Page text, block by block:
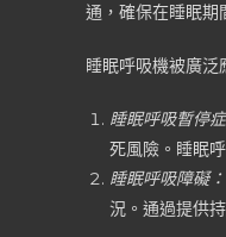
通，確保在睡眠期
睡眠呼吸機被廣泛
睡眠呼吸暫停症
死風險。睡眠
睡眠呼吸障礙：
況。通過提供